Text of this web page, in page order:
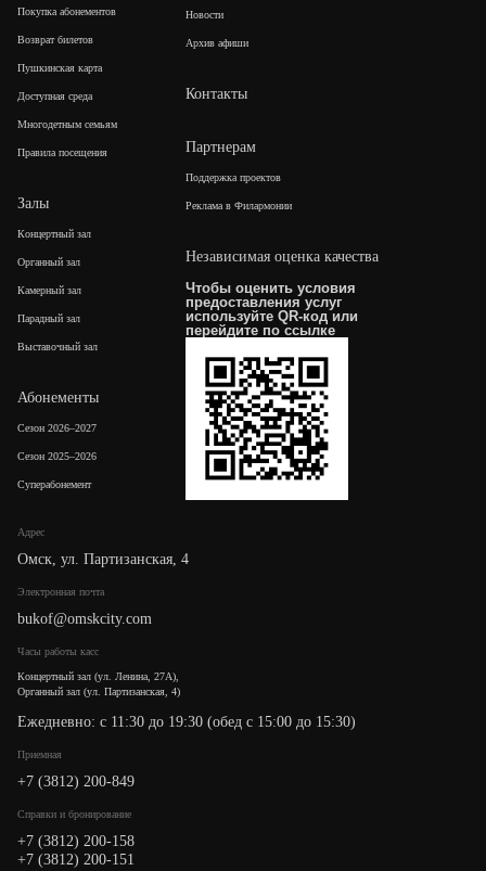
Адрес
Омск, ул. Партизанская, 4
Электронная почта
bukof@omskcity.com
Часы работы касс
Концертный зал (ул. Ленина, 27А),
Органный зал (ул. Партизанская, 4)
Ежедневно: с 11:30 до 19:30 (обед с 15:00 до 15:30)
Приемная
+7 (3812) 200-849
Cправки и бронирование
+7 (3812) 200-158
+7 (3812) 200-151
Покупка абонементов
Возврат билетов
Пушкинская карта
Доступная среда
Многодетным семьям
Правила посещения
Залы
Концертный зал
Органный зал
Камерный зал
Парадный зал
Выставочный зал
Абонементы
Сезон 2026–2027
Сезон 2025–2026
Суперабонемент
Новости
Архив афиши
Контакты
Партнерам
Поддержка проектов
Реклама в Филармонии
Независимая оценка качества
Чтобы оценить условия
предоставления услуг
используйте QR-код или
перейдите по ссылке